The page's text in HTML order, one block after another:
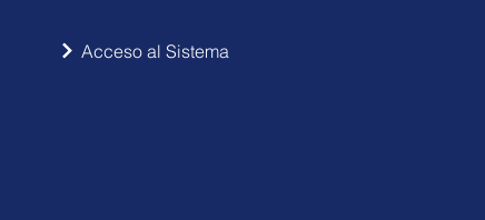
Acceso al Sistema